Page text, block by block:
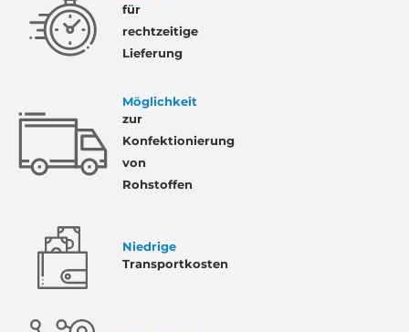
für
rechtzeitige
Lieferung
Möglichkeit
zur
Konfektionierung
von
Rohstoffen
Niedrige
Transportkosten